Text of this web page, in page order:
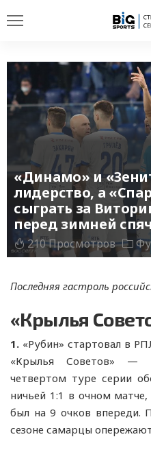
«Динамо» и
лидерство, а
сыграть за
перед зимней
210 Просмотров
Последняя гастроль
«Крылья
1. «Рубин» стартовал в
«Крылья Советов» —
четвертом туре серии
ничьей 1:1 в очном
был на 9 очков впереди.
сезоне самарцы